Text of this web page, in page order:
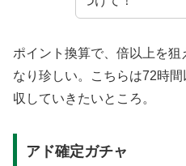
ポイント換算で、倍以上を
なり珍しい。こちらは72時
収していきたいところ。
アド確定ガチャ